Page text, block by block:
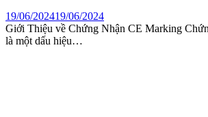
19/06/202419/06/2024
Giới Thiệu về Chứng Nhận CE Marking
là một dấu hiệu…